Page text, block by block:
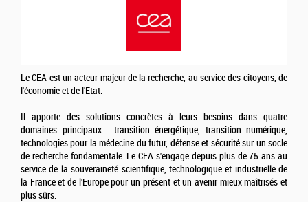
Le CEA est un acteur majeur de la recherche, au service des citoyens, de
l'économie et de l'Etat.
Il apporte des solutions concrètes à leurs besoins dans quatre
domaines principaux : transition énergétique, transition numérique,
technologies pour la médecine du futur, défense et sécurité sur un socle
de recherche fondamentale. Le CEA s'engage depuis plus de 75 ans au
service de la souveraineté scientifique, technologique et industrielle de
la France et de l'Europe pour un présent et un avenir mieux maîtrisés et
plus sûrs.